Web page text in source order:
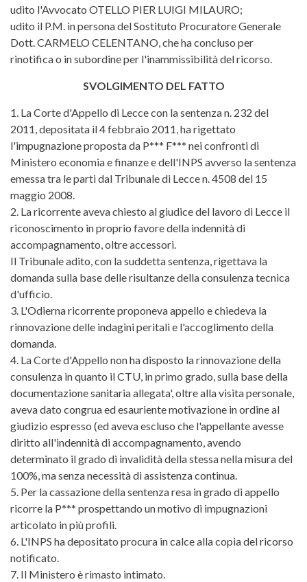
udito l'Avvocato OTELLO PIER LUIGI MILAURO;
udito il P.M. in persona del Sostituto Procuratore Generale
Dott. CARMELO CELENTANO, che ha concluso per
rinotifica o in subordine per l'inammissibilità del ricorso.
SVOLGIMENTO DEL FATTO
1. La Corte d'Appello di Lecce con la sentenza n. 232 del
2011, depositata il 4 febbraio 2011, ha rigettato
l'impugnazione proposta da P*** F*** nei confronti di
Ministero economia e finanze e dell'INPS avverso la sentenza
emessa tra le parti dal Tribunale di Lecce n. 4508 del 15
maggio 2008.
2. La ricorrente aveva chiesto al giudice del lavoro di Lecce il
riconoscimento in proprio favore della indennità di
accompagnamento, oltre accessori.
Il Tribunale adito, con la suddetta sentenza, rigettava la
domanda sulla base delle risultanze della consulenza tecnica
d'ufficio.
3. L'Odierna ricorrente proponeva appello e chiedeva la
rinnovazione delle indagini peritali e l'accoglimento della
domanda.
4. La Corte d'Appello non ha disposto la rinnovazione della
consulenza in quanto il CTU, in primo grado, sulla base della
documentazione sanitaria allegata', oltre alla visita personale,
aveva dato congrua ed esauriente motivazione in ordine al
giudizio espresso (ed aveva escluso che l'appellante avesse
diritto all'indennità di accompagnamento, avendo
determinato il grado di invalidità della stessa nella misura del
100%, ma senza necessità di assistenza continua.
5. Per la cassazione della sentenza resa in grado di appello
ricorre la P*** prospettando un motivo di impugnazioni
articolato in più profili.
6. L'INPS ha depositato procura in calce alla copia del ricorso
notificato.
7. Il Ministero è rimasto intimato.